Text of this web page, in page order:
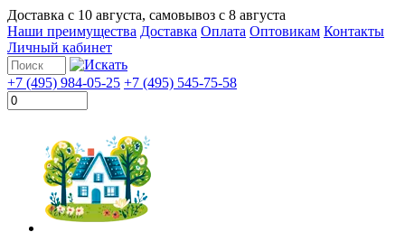
Доставка с 10 августа, самовывоз с 8 августа
Наши преимущества Доставка Оплата Оптовикам Контакты
Личный кабинет
+7 (495) 984-05-25 +7 (495) 545-75-58